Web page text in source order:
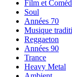
Film et
Soul
Années 70
Musique
Reggaeton
Années 90
Trance
Heavy Metal